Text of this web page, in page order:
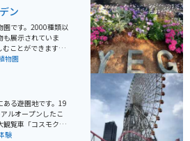
気。運よく座れた
色を眺める贅沢な
多いため、開店直後
。
ン
園です。2000種類以
も展示されていま
ことができます。
ラを持って訪れる
物園
ある遊園地です。19
ルオープンしたこ
観覧車「コスモクロ
浜の夜景を楽しむ
験